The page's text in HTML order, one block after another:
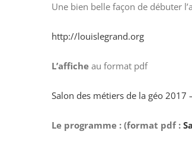
Une bien belle façon de débuter
http://louislegrand.org
L’affiche au format pdf
Salon des métiers de la géo 2017
Le programme : (format pdf :